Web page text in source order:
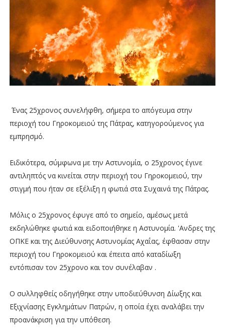
Ένας 25χρονος συνελήφθη, σήμερα το απόγευμα στην
περιοχή του Γηροκομειού της Πάτρας, κατηγορούμενος για
εμπρησμό.
Ειδικότερα, σύμφωνα με την Αστυνομία, ο 25χρονος έγινε
αντιληπτός να κινείται στην περιοχή του Γηροκομειού, την
στιγμή που ήταν σε εξέλιξη η φωτιά στα Συχαινά της Πάτρας.
Μόλις ο 25χρονος έφυγε από το σημείο, αμέσως μετά
εκδηλώθηκε φωτιά και ειδοποιήθηκε η Αστυνομία. 'Ανδρες της
ΟΠΚΕ και της Διεύθυνσης Αστυνομίας Αχαΐας, έφθασαν στην
περιοχή του Γηροκομειού και έπειτα από καταδίωξη
εντόπισαν τον 25χρονο και τον συνέλαβαν .
Ο συλληφθείς οδηγήθηκε στην υποδιεύθυνση Δίωξης και
Εξιχνίασης Εγκλημάτων Πατρών, η οποία έχει αναλάβει την
προανάκριση για την υπόθεση.